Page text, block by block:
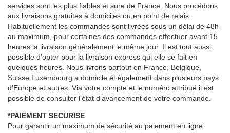
services sont les plus fiables et sure de France. Nous procédons
aux livraisons gratuites à domiciles ou en point de relais.
Habituellement les commandes sont livrées sous un délai de 48h
au maximum, pour certaines des commandes effectuer avant 15
heures la livraison généralement le même jour. Il est tout aussi
possible d’opter pour la livraison express qui elle se fait en
quelques heures. Nous livrons partout en France, Belgique,
Suisse Luxembourg a domicile et également dans plusieurs pays
d’Europe et autres. Via votre compte et le numéro attribué il est
possible de consulter l’état d’avancement de votre commande.
*PAIEMENT SECURISE
Pour garantir un maximum de sécurité au paiement en ligne,